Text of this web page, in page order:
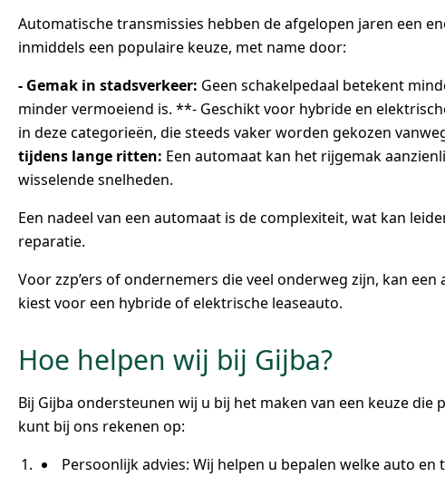
Automatische transmissies hebben de afgelopen jaren een
inmiddels een populaire keuze, met name door:
- Gemak in stadsverkeer: Geen schakelpedaal betekent
minder vermoeiend is. **- Geschikt voor hybride en
in deze categorieën, die steeds vaker worden gekozen
tijdens lange ritten: Een automaat kan het rijgemak
wisselende snelheden.
Een nadeel van een automaat is de complexiteit, wat kan
reparatie.
Voor zzp’ers of ondernemers die veel onderweg zijn, kan
kiest voor een hybride of elektrische leaseauto.
Hoe helpen wij bij Gijba?
Bij Gijba ondersteunen wij u bij het maken van een keuze
kunt bij ons rekenen op:
Persoonlijk advies: Wij helpen u bepalen welke auto